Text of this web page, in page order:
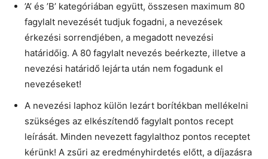
’A’ és ’B’ kategóriában együtt, összesen maximum 80
fagylalt nevezését tudjuk fogadni, a nevezések
érkezési sorrendjében, a megadott nevezési
határidőig. A 80 fagylalt nevezés beérkezte, illetve a
nevezési határidő lejárta után nem fogadunk el
nevezéseket!
A nevezési laphoz külön lezárt borítékban mellékelni
szükséges az elkészítendő fagylalt pontos recept
leírását. Minden nevezett fagylalthoz pontos receptet
kérünk! A zsűri az eredményhirdetés előtt, a díjazásra